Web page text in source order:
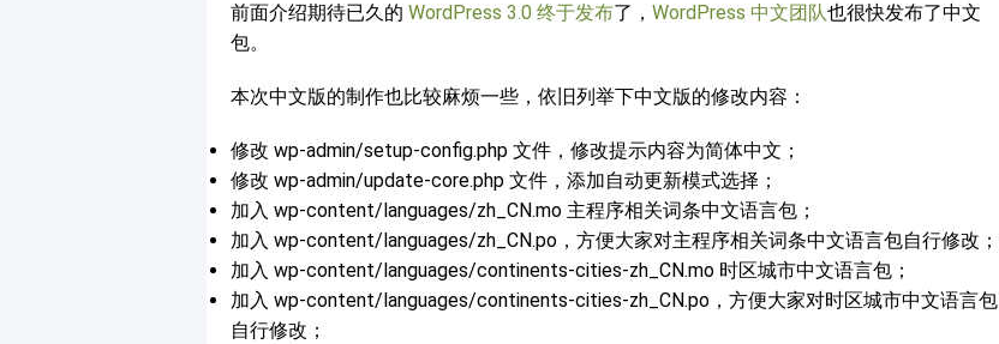
前面介绍期待已久的 WordPress 3.0 终于发布了， WordPress 中文团队也很快发布了中文
包。
本次中文版的制作也比较麻烦一些，依旧列举下中文版的修改内容：
修改 wp-admin/setup-config.php 文件，修改提示内容为简体中文；
修改 wp-admin/update-core.php 文件，添加自动更新模式选择；
加入 wp-content/languages/zh_CN.mo 主程序相关词条中文语言包；
加入 wp-content/languages/zh_CN.po，方便大家对主程序相关词条中文语言包自行修改；
加入 wp-content/languages/continents-cities-zh_CN.mo 时区城市中文语言包；
加入 wp-content/languages/continents-cities-zh_CN.po，方便大家对时区城市中文语言包
自行修改；